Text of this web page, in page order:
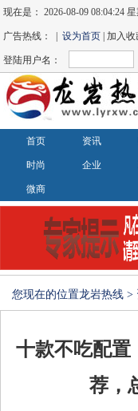
现在是：2026-08-09 08:04:24 星
广告热线： |设为首页 | 加入
登陆用户名：
首页 资讯
时尚 企业
微商
您现在的位置龙岩热线 >
十款不吃配置
荐，